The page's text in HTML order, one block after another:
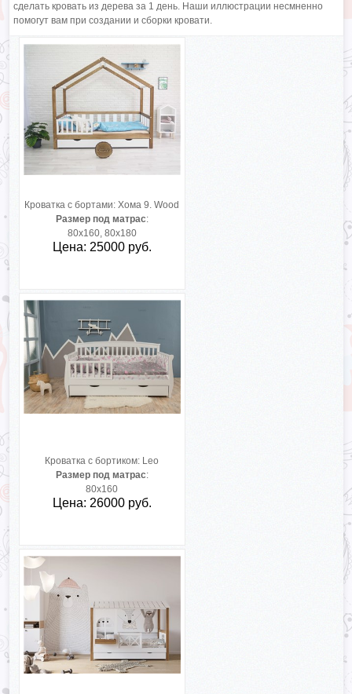
сделать кровать из дерева за 1 день. Наши иллюстрации несмненно
помогут вам при создании и сборки кровати.
Кроватка с бортами: Хома 9. Wood
Размер под матрас:
80х160, 80х180
Цена: 25000 руб.
Кроватка с бортиком: Leo
Размер под матрас:
80х160
Цена: 26000 руб.